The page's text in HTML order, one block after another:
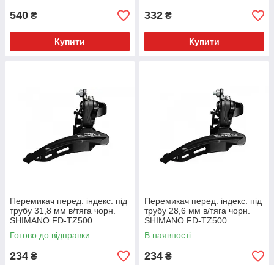
540 ₴
Купити
332 ₴
Купити
Перемикач перед. індекс. під
трубу 31,8 мм в/тяга чорн.
SHIMANO FD-TZ500
Готово до відправки
234 ₴
Перемикач перед. індекс. під
трубу 28,6 мм в/тяга чорн.
SHIMANO FD-TZ500
В наявності
234 ₴